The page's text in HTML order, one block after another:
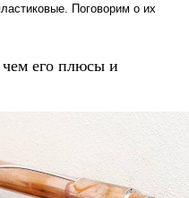
Поговорим о их
его плюсы и